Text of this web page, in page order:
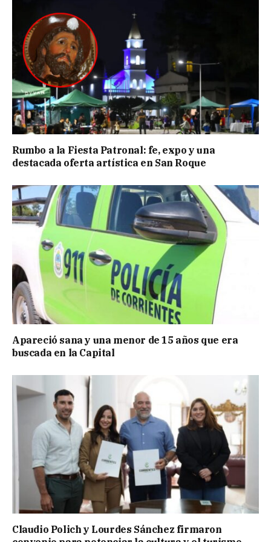
Rumbo a la Fiesta Patronal: fe, expo y una
destacada oferta artística en San Roque
Apareció sana y una menor de 15 años que era
buscada en la Capital
Claudio Polich y Lourdes Sánchez firmaron